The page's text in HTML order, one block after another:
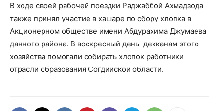
В ходе своей рабочей поездки Раджаббой Ахмадзода
также принял участие в хашаре по сбору хлопка в
Акционерном обществе имени Абдурахима Джумаева
данного района. В воскресный день дехканам этого
хозяйства помогали собирать хлопок работники
отрасли образования Согдийской области.